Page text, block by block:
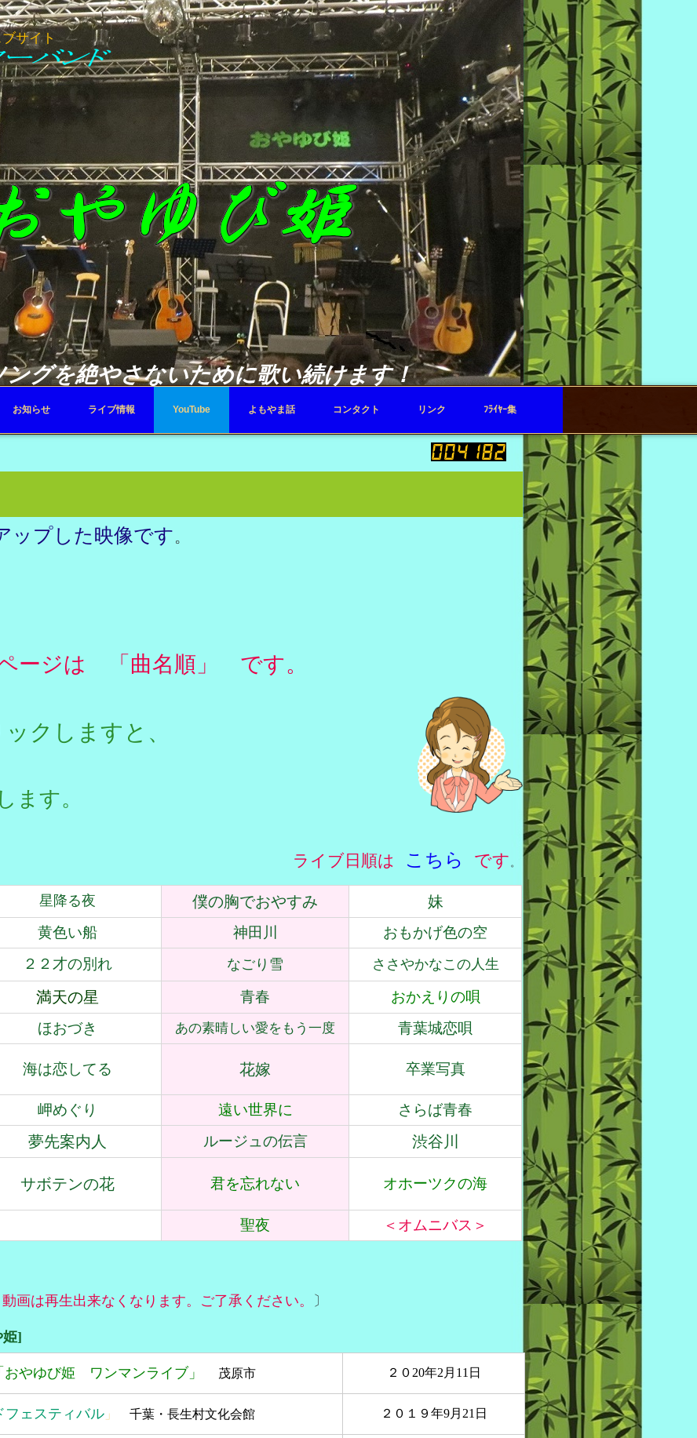
グを絶やさないために歌い続けます！
サイト
お知らせ ライブ情報 YouTube よもやま話 コンタクト リンク ﾌﾗｲﾔｰ集
ップした映像です。
は 「曲名順」 です。
クしますと、
します。
ライブ日順は こちら です 。
星降る夜 僕の胸でおやすみ 妹
黄色い船 神田川 おもかげ色の空
２２才の別れ なごり雪 ささやかなこの人生
満天の星 青春
おかえりの唄
ほおづき あの素晴しい愛をもう一度 青葉城恋唄
海は恋してる 花嫁 卒業写真
岬めぐり 遠い世界に
さらば青春
夢先案内人 ルージュの伝言 渋谷川
サボテンの花 君を忘れない オホーツクの海
聖夜 ＜オムニバス＞
画は再生出来なくなります。ご了承ください。 〕
姫]
やゆび姫 ワンマンライブ 」 茂原市 ２０20年2月11日
フェスティバル 」 千葉・長生村文化会館 ２０１９年9月21日